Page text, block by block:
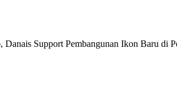
Support Pembangunan Ikon Baru di